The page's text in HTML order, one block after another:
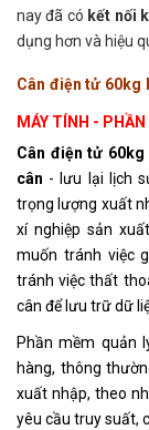
nay đã có kết nối
dụng hơn và hiệu
Cân điện tử 60kg
MÁY TÍNH -
Cân điện tử
cân - lưu lại lịch
trọng lượng xuất
xí nghiệp sản
muốn tránh việc
tránh việc thất
cân để lưu trữ dữ
Phần mềm quản
hàng, thông
xuất nhập, theo
yêu cầu truy suất,